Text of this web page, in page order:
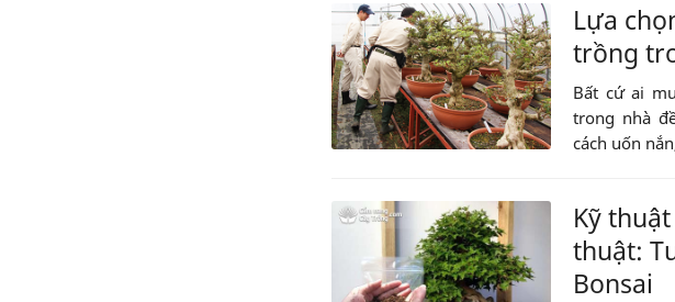
Lựa
trồng
Bất cứ ai
trong nhà
cách uốn
Kỹ
thuật:
Bonsai